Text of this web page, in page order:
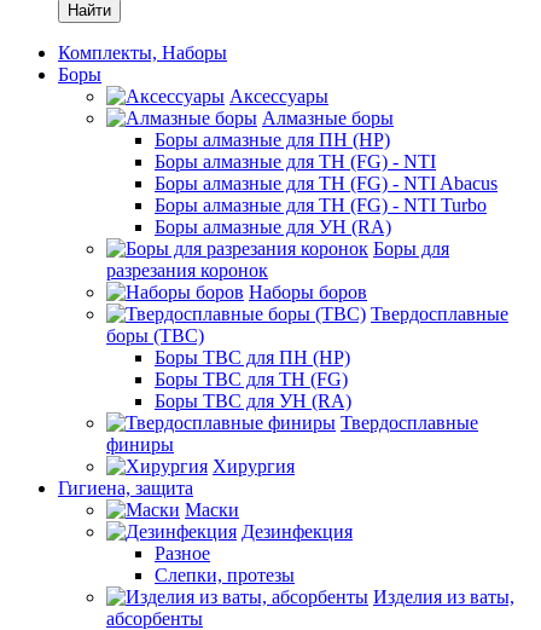
Найти
Комплекты, Наборы
Боры
Аксессуары
Алмазные боры
Боры алмазные для ПН (HP)
Боры алмазные для ТН (FG) - NTI
Боры алмазные для ТН (FG) - NTI Abacus
Боры алмазные для ТН (FG) - NTI Turbo
Боры алмазные для УН (RA)
Боры для
разрезания коронок
Наборы боров
Твердосплавные
боры (ТВС)
Боры ТВС для ПН (HP)
Боры ТВС для ТН (FG)
Боры ТВС для УН (RA)
Твердосплавные
финиры
Хирургия
Гигиена, защита
Маски
Дезинфекция
Разное
Слепки, протезы
Изделия из ваты,
абсорбенты